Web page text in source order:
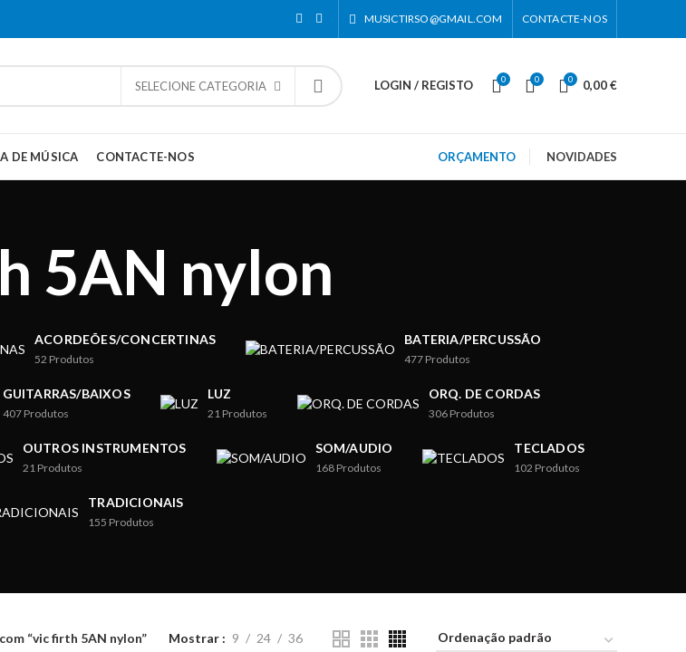
MUSICTIRSO@GMAIL.COM CONTACTE-NOS
SELECIONE CATEGORIA LOGIN / REGISTO 0 0 0 0,00€
DE MÚSICA CONTACTE-NOS ORÇAMENTO NOVIDADES
5AN nylon
ACORDEÕES/CONCERTINAS
52 Produtos
BATERIA/PERCUSSÃO
477 Produtos
GUITARRAS/BAIXOS
407 Produtos
LUZ
21 Produtos
ORQ. DE CORDAS
306 Produtos
OUTROS INSTRUMENTOS
21 Produtos
SOM/AUDIO
168 Produtos
TECLADOS
102 Produtos
TRADICIONAIS
155 Produtos
“vic firth 5AN nylon” Mostrar 9 24 36